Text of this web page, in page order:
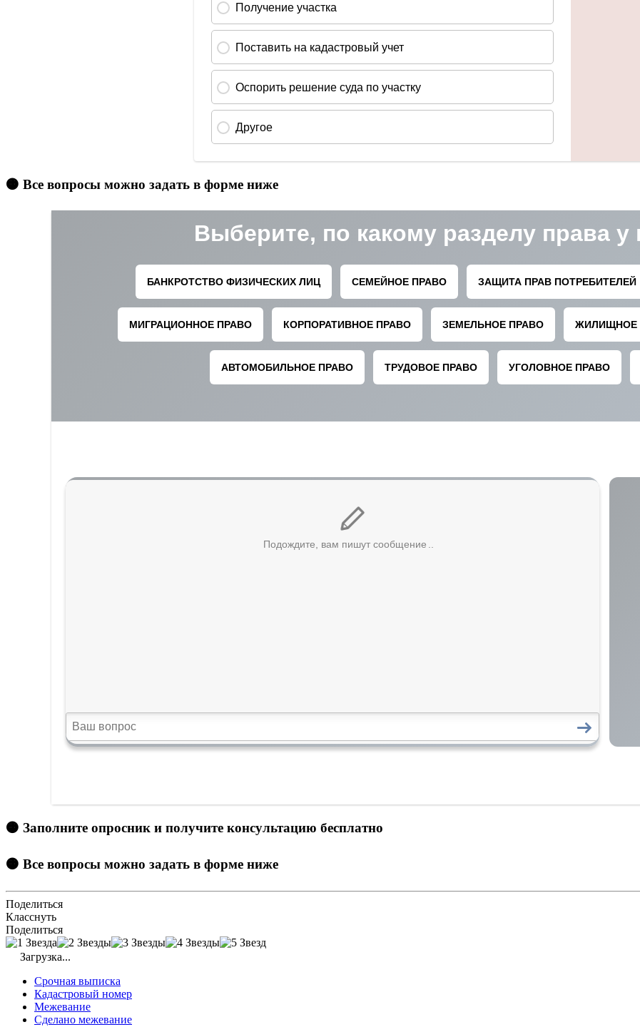
🟠 Все вопросы можно задать в форме ниже
🟠 Заполните опросник и получите консультацию бесплатно
🟠 Все вопросы можно задать в форме ниже
Поделиться
Класснуть
Поделиться
Загрузка...
Срочная выписка
Кадастровый номер
Межевание
Сделано межевание